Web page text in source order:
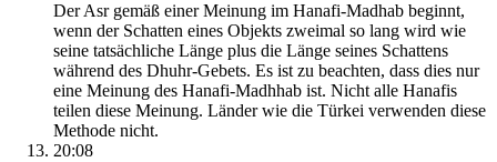
Der Asr gemäß einer Meinung im Hanafi-Madhab beginnt,
wenn der Schatten eines Objekts zweimal so lang wird wie
seine tatsächliche Länge plus die Länge seines Schattens
während des Dhuhr-Gebets. Es ist zu beachten, dass dies nur
eine Meinung des Hanafi-Madhhab ist. Nicht alle Hanafis
teilen diese Meinung. Länder wie die Türkei verwenden diese
Methode nicht.
20:08